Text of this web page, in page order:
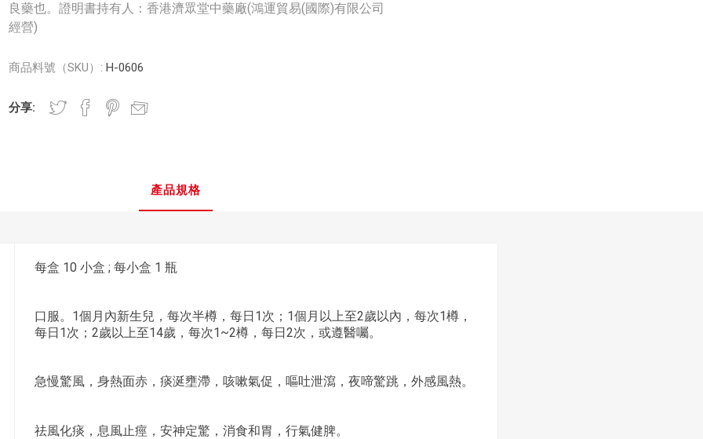
良藥也。證明書持有人：香港濟眾堂中藥廠(鴻運貿易(國際)有限公司
經營)
商品料號（SKU）: H-0606
分享:
產品規格
每盒 10 小盒 ; 每小盒 1 瓶
口服。1個月內新生兒，每次半樽，每日1次；1個月以上至2歲以內，每次1樽，
每日1次；2歲以上至14歲，每次1~2樽，每日2次，或遵醫囑。
急慢驚風，身熱面赤，痰涎壅滯，咳嗽氣促，嘔吐泄瀉，夜啼驚跳，外感風熱。
祛風化痰，息風止痙，安神定驚，消食和胃，行氣健脾。